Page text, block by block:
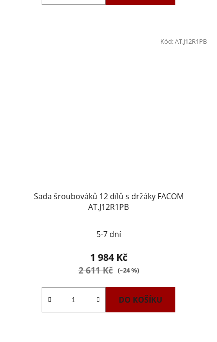
Sada šroubováků 12 dílů s držáky FACOM
AT.J12R1PB
5-7 dní
1 984 Kč
2 611 Kč (–24 %)
DO KOŠÍKU
Kód:AT.J12R1PB